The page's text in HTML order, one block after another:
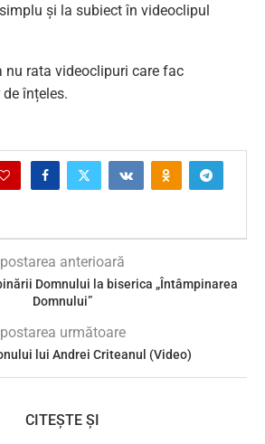
și la subiect în videoclipul
nu rata videoclipuri care fac
înțeles.
postarea anterioară
Domnului la biserica „Întâmpinarea
Domnului”
postarea următoare
lui Andrei Criteanul (Video)
CITEȘTE ȘI